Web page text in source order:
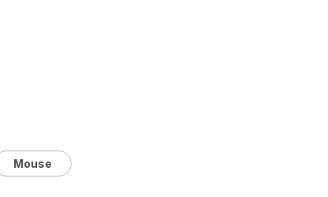
Mouse